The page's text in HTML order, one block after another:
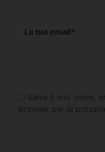
La tua email*
Salva il mio nome,
browser per la